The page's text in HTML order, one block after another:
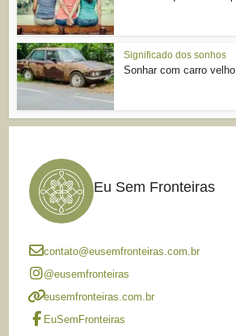
Significado dos sonhos
Sonhar com carro velho
Eu Sem Fronteiras
contato@eusemfronteiras.com.br
@eusemfronteiras
eusemfronteiras.com.br
EuSemFronteiras